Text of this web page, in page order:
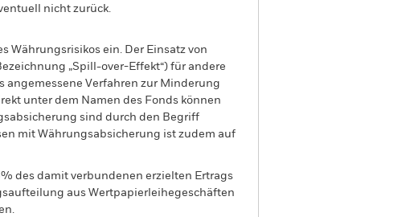
nicht zurück.
Währungsrisikos ein. Der Einsatz von
„Spill-over-Effekt“) für andere
angemessene Verfahren zur Minderung
unter dem Namen des Fonds können
sind durch den Begriff
mit Währungsabsicherung ist zudem auf
des damit verbundenen erzielten Ertrags
aus Wertpapierleihegeschäften